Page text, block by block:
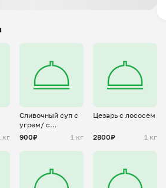
кг
Сливочный суп с
угрем/ с
лососем/ с
900₽ 1 кг
Цезарь с лососем
2800₽ 1 кг